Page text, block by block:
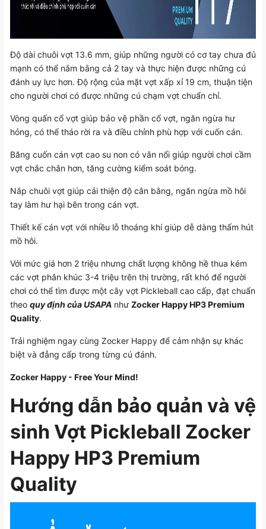
Độ dài chuôi vợt 13.6 mm, giúp những người có cơ tay chưa đủ
mạnh có thể nắm bằng cả 2 tay và thực hiện được những cú
đánh uy lực hơn. Độ rộng của mặt vợt xấp xỉ 19 cm, thuận tiện
cho người chơi có được những cú chạm vợt chuẩn chỉ.
Vòng quấn cổ vợt giúp bảo vệ phần cổ vợt, ngăn ngừa hư
hỏng, có thể tháo rời ra và điều chỉnh phù hợp với cuốn cán.
Băng cuốn cán vợt cao su non có vân nổi giúp người chơi cầm
vợt chắc chắn hơn, tăng cường kiểm soát bóng.
Nắp chuôi vợt giúp cải thiện độ cân bằng, ngăn ngừa mồ hôi
tay làm hư hại bên trong cán vợt.
Thiết kế cán vợt với nhiều lỗ thoáng khí giúp dễ dàng thấm hút
mồ hôi.
Với mức giá hơn 2 triệu nhưng chất lượng không hề thua kém
các vợt phân khúc 3-4 triệu trên thị trường, rất khó để người
chơi có thể tìm được một cây vợt Pickleball cao cấp, đạt chuẩn
theo quy định của USAPA như Zocker Happy HP3 Premium
Quality.
Trải nghiệm ngay cùng Zocker Happy để cảm nhận sự khác
biệt và đẳng cấp trong từng cú đánh.
Zocker Happy - Free Your Mind!
Hướng dẫn bảo quản và vệ
sinh Vợt Pickleball Zocker
Happy HP3 Premium
Quality